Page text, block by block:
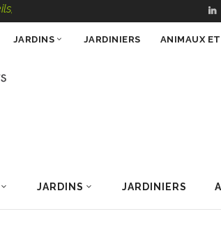
Podcasts – 100 % Nature
JARDINS JARDINIERS
JARDINS JARDINIERS ANIMAUX